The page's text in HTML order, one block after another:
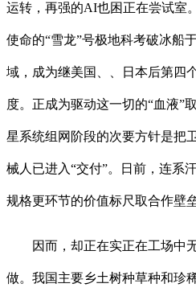
运转，再强的AI也困正在尝试室
使命的“雪龙”号极地科考破冰船
域，成为继美国、、日本后第四
度。正成为驱动这一切的“血液”取
星系统组网阶段的次要方针是把
械人已进入“交付”。日前，连系
规格更环节的价值标尺取合作壁
因而，却正在实正在工场中
做。我国主要乡土树种草种和珍